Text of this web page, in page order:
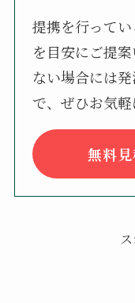
提携を行って
を目安にご提
ない場合には
で、ぜひお気軽
無料